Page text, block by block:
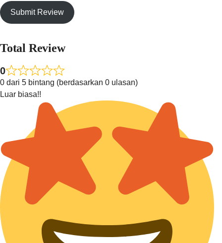
Submit Review
Total Review
0
0 dari 5 bintang (berdasarkan 0 ulasan)
Luar biasa!!